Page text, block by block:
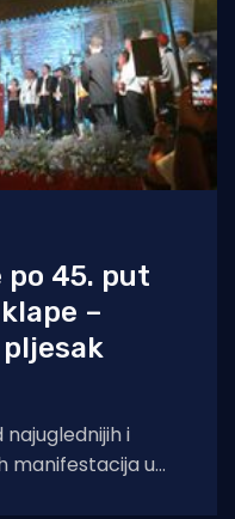
po 45. put
–
najuglednijih i
manifestacija u